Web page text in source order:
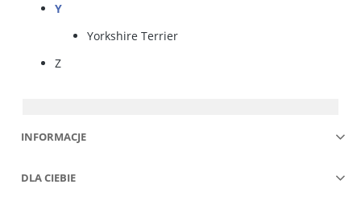
Y
Yorkshire Terrier
Z
INFORMACJE
DLA CIEBIE